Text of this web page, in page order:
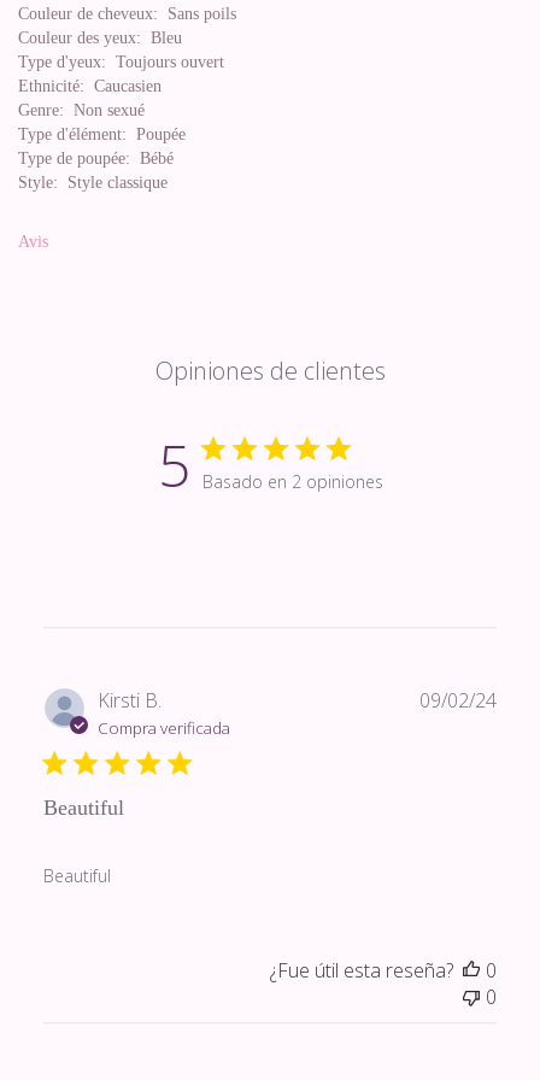
Couleur de cheveux: Sans poils
Couleur des yeux: Bleu
Type d'yeux: Toujours ouvert
Ethnicité: Caucasien
Genre: Non sexué
Type d'élément: Poupée
Type de poupée: Bébé
Style: Style classique
Avis
Opiniones de clientes
5 Basado en 2 opiniones
Kirsti B.
Compra verificada
Beautiful
Beautiful
09/02/24
¿Fue útil esta reseña?
0
0